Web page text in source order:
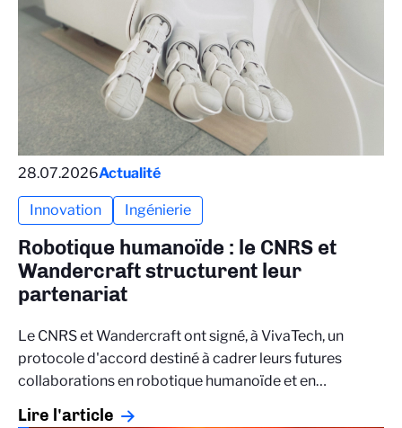
28.07.2026Actualité
Innovation Ingénierie
Robotique humanoïde : le CNRS et
Wandercraft structurent leur
partenariat
Le CNRS et Wandercraft ont signé, à VivaTech, un
protocole d'accord destiné à cadrer leurs futures
collaborations en robotique humanoïde et en…
Lire l'article